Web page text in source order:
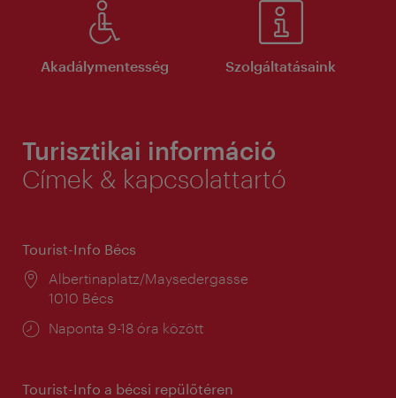
Akadálymentesség Szolgáltatásaink
Turisztikai információ
Címek & kapcsolattartó
Tourist-Info Bécs
Helyszín:
Albertinaplatz/Maysedergasse
1010 Bécs
Nyitva
Naponta 9-18 óra között
Tourist-Info a bécsi repülőtéren